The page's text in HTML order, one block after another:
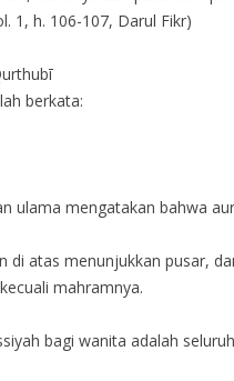
1, h. 106-107, Darul Fikr)
berkata:
ulama mengatakan bahwa
di atas menunjukkan pusar,
mahramnya.
bagi wanita adalah